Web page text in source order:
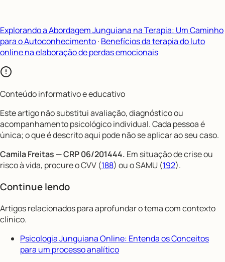
Explorando a Abordagem Junguiana na Terapia: Um Caminho
para o Autoconhecimento· Benefícios da terapia do luto
online na elaboração de perdas emocionais
Conteúdo informativo e educativo
Este artigo não substitui avaliação, diagnóstico ou
acompanhamento psicológico individual. Cada pessoa é
única; o que é descrito aqui pode não se aplicar ao seu caso.
Camila Freitas — CRP 06/201444. Em situação de crise ou
risco à vida, procure o CVV (188) ou o SAMU (192).
Continue lendo
Artigos relacionados para aprofundar o tema com contexto
clínico.
Psicologia Junguiana Online: Entenda os Conceitos
para um processo analítico